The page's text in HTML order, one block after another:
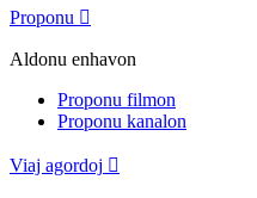
Proponu 
Aldonu enhavon
Proponu filmon
Proponu kanalon
Viaj agordoj 